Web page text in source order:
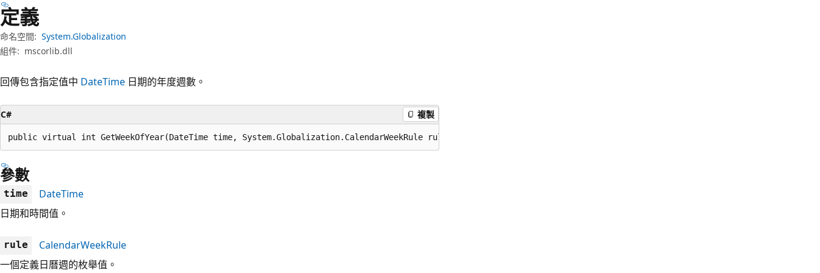
定義
命名空間: System.Globalization
組件: mscorlib.dll
回傳包含指定值中 DateTime 日期的年度週數。
C# 複製
public virtual int GetWeekOfYear(DateTime time, System.Globalization.CalendarWeekRule rule, DayOfWeek firstDayOfWeek);
參數
time
DateTime
日期和時間值。
rule
CalendarWeekRule
一個定義日曆週的枚舉值。